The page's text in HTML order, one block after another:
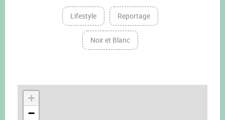
Lifestyle Reportage
Noir et Blanc
+
−